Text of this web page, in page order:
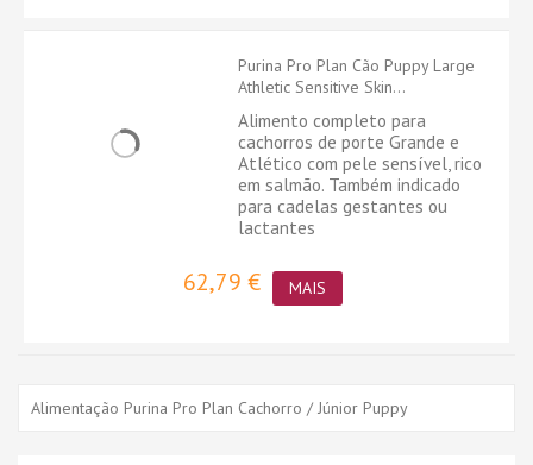
Purina Pro Plan Cão Puppy Large
Athletic Sensitive Skin...
Alimento completo para
cachorros de porte Grande e
Atlético com pele sensível, rico
em salmão. Também indicado
para cadelas gestantes ou
lactantes
62,79 € MAIS
Alimentação Purina Pro Plan Cachorro / Júnior Puppy